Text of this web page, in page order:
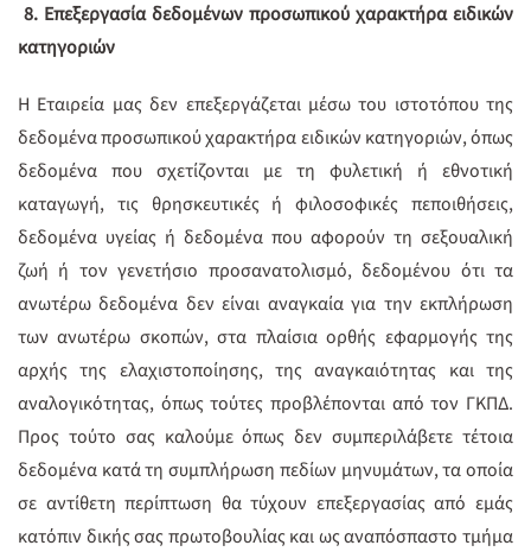
8. Επεξεργασία δεδομένων προσωπικού χαρακτήρα ειδικών
κατηγοριών
Η Εταιρεία μας δεν επεξεργάζεται μέσω του ιστοτόπου της
δεδομένα προσωπικού χαρακτήρα ειδικών κατηγοριών, όπως
δεδομένα που σχετίζονται με τη φυλετική ή εθνοτική
καταγωγή, τις θρησκευτικές ή φιλοσοφικές πεποιθήσεις,
δεδομένα υγείας ή δεδομένα που αφορούν τη σεξουαλική
ζωή ή τον γενετήσιο προσανατολισμό, δεδομένου ότι τα
ανωτέρω δεδομένα δεν είναι αναγκαία για την εκπλήρωση
των ανωτέρω σκοπών, στα πλαίσια ορθής εφαρμογής της
αρχής της ελαχιστοποίησης, της αναγκαιότητας και της
αναλογικότητας, όπως τούτες προβλέπονται από τον ΓΚΠΔ.
Προς τούτο σας καλούμε όπως δεν συμπεριλάβετε τέτοια
δεδομένα κατά τη συμπλήρωση πεδίων μηνυμάτων, τα οποία
σε αντίθετη περίπτωση θα τύχουν επεξεργασίας από εμάς
κατόπιν δικής σας πρωτοβουλίας και ως αναπόσπαστο τμήμα